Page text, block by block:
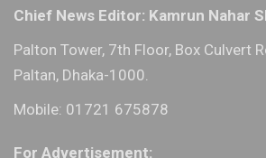
Chief News Editor: Kamrun Nahar
Palton Tower, 7th Floor, Box Culvert
Paltan, Dhaka-1000.
Mobile: 01721 675878
For Advertisement: